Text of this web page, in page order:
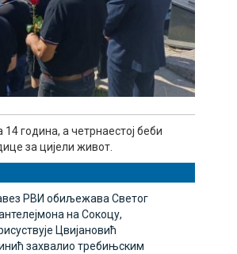
година, а четрнаестој беби
за цијели живот.
РВИ обиљежава Светог
на Сокоцу,
Цвијановић
захвалио требињским